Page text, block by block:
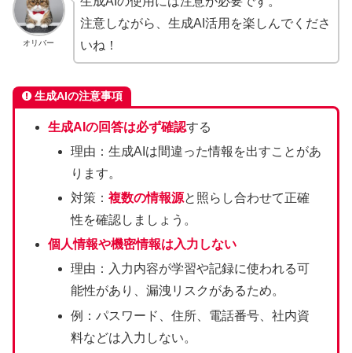
オリバー
注意しながら、生成AI活用を楽しんでくださ
いね！
生成AIの注意事項
生成AIの回答は必ず確認する
理由：生成AIは間違った情報を出すことがあ
ります。
対策：複数の情報源と照らし合わせて正確
性を確認しましょう。
個人情報や機密情報は入力しない
理由：入力内容が学習や記録に使われる可
能性があり、漏洩リスクがあるため。
例：パスワード、住所、電話番号、社内資
料などは入力しない。